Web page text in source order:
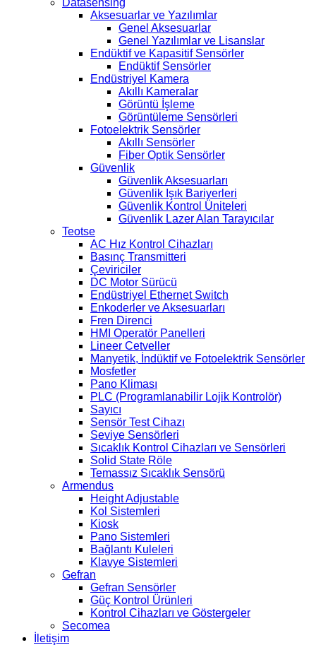
Aksesuarlar ve Yazılımlar
Genel Aksesuarlar
Genel Yazılımlar ve Lisanslar
Endüktif ve Kapasitif Sensörler
Endüktif Sensörler
Endüstriyel Kamera
Akıllı Kameralar
Görüntü İşleme
Görüntüleme Sensörleri
Fotoelektrik Sensörler
Akıllı Sensörler
Fiber Optik Sensörler
Güvenlik
Güvenlik Aksesuarları
Güvenlik Işık Bariyerleri
Güvenlik Kontrol Üniteleri
Güvenlik Lazer Alan Tarayıcılar
Teotse
AC Hız Kontrol Cihazları
Basınç Transmitteri
Çeviriciler
DC Motor Sürücü
Endüstriyel Ethernet Switch
Enkoderler ve Aksesuarları
Fren Direnci
HMI Operatör Panelleri
Lineer Cetveller
Manyetik, İndüktif ve Fotoelektrik Sensörler
Mosfetler
Pano Kliması
PLC (Programlanabilir Lojik Kontrolör)
Sayıcı
Sensör Test Cihazı
Seviye Sensörleri
Sıcaklık Kontrol Cihazları ve Sensörleri
Solid State Röle
Temassız Sıcaklık Sensörü
Armendus
Height Adjustable
Kol Sistemleri
Kiosk
Pano Sistemleri
Bağlantı Kuleleri
Klavye Sistemleri
Gefran
Gefran Sensörler
Güç Kontrol Ürünleri
Kontrol Cihazları ve Göstergeler
Secomea
İletişim